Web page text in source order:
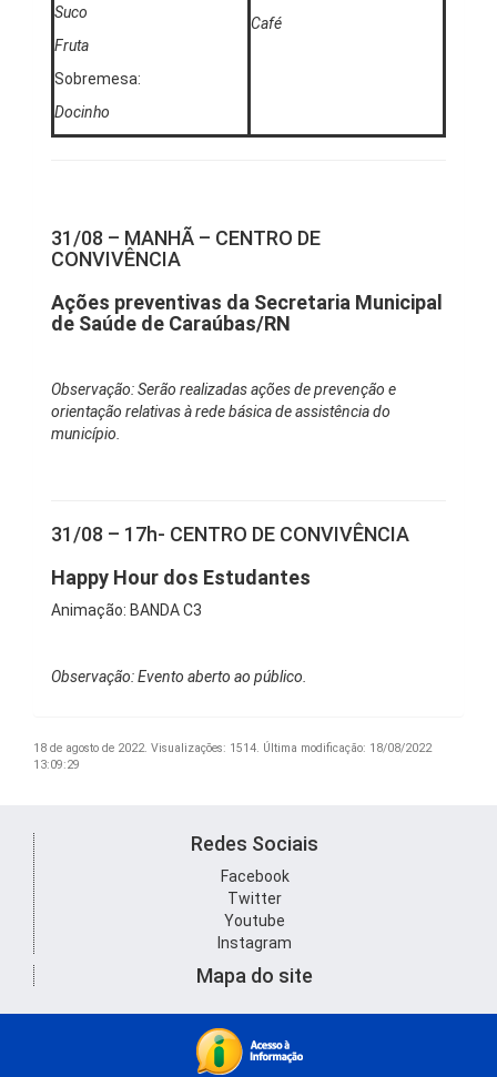
Suco
Fruta
Sobremesa:
Docinho
Café
31/08 – MANHÃ – CENTRO DE
CONVIVÊNCIA
Ações preventivas da Secretaria Municipal
de Saúde de Caraúbas/RN
Observação: Serão realizadas ações de prevenção e
orientação relativas à rede básica de assistência do
município.
31/08 – 17h- CENTRO DE CONVIVÊNCIA
Happy Hour dos Estudantes
Animação: BANDA C3
Observação: Evento aberto ao público.
18 de agosto de 2022. Visualizações: 1514. Última modificação: 18/08/2022
13:09:29
Redes Sociais
Facebook
Twitter
Youtube
Instagram
Mapa do site